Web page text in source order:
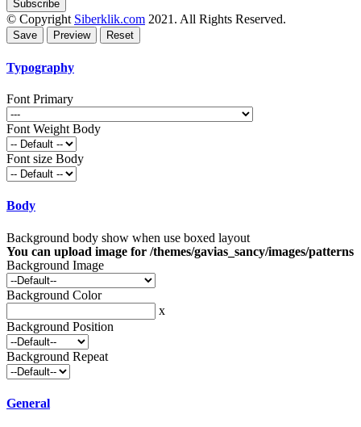
© Copyright Siberklik.com 2021. All Rights Reserved.
Typography
Font Primary
Font Weight Body
Font size Body
Body
Background body show when use boxed layout
You can upload image for /themes/gavias_sancy/images/patterns
Background Image
Background Color
x
Background Position
Background Repeat
General